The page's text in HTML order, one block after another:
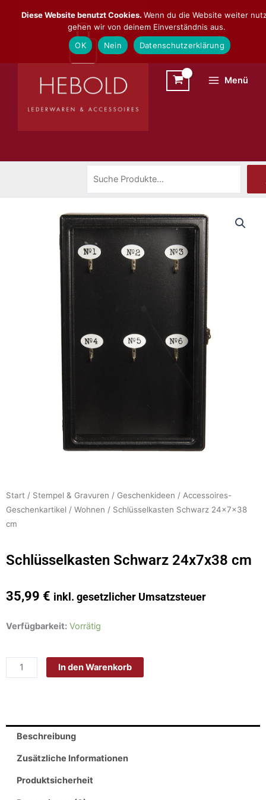
Inhalt
Menü
Start / Stempel & Gravuren / Geschenkideen / Accessoires-
Geschenkartikel / Wohnen / Schlüsselkasten Schwarz 24x7x38
cm
Schlüsselkasten Schwarz 24x7x38 cm
35,99 € inkl. gesetzlicher Umsatzsteuer
Verfügbarkeit: Vorrätig
Schlüsselkasten
In den Warenkorb
Beschreibung
Zusätzliche Informationen
Produktsicherheit
Diese Website benutzt Cookies. Wenn du die Website weiter
gehen wir von deinem Einverständnis aus.
OK
Nein Datenschutzerklärung